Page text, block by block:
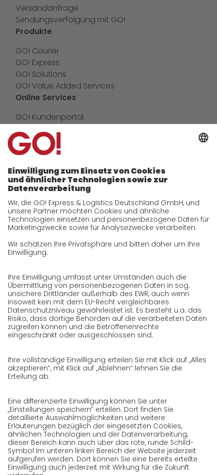
Versandanfrage
Sendungsverfolgung mit GO!
Produkte
GO! Courier
GO! Express
GO! Solutions
GO! Value Added Services
Online Services
GO! Kundenportal
App
Newswall
Unternehmen
zukunftssichere Arbeitskultur bei GO!
Historie
CSR
Qualität
Zertifizierungen
Referenzen
Presse
Karriere
GO! als Arbeitgeber
Arbeitsbereiche
Initiativbewerbung bei GO!
Datenschutz
Datenschutzerklärung für Website
Datenschutzerklärung für GeschäftspartnerInnen
SendungsempfängerInnen
Datenschutzerklärung BewerberInnen
Datenschutzerklärung Webportal
Datenschutzerklärung Social Media
Datenschutzerklärung GO! App
Impressum